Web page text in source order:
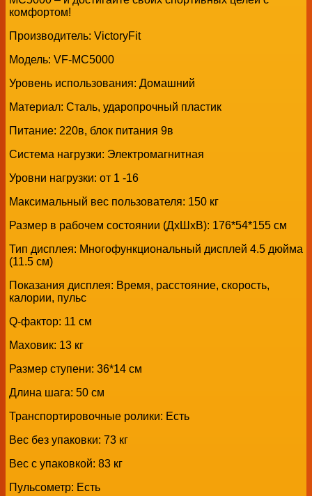
комфортом!
Производитель: VictoryFit
Модель: VF-MC5000
Уровень использования: Домашний
Материал: Сталь, ударопрочный пластик
Питание: 220в, блок питания 9в
Система нагрузки: Электромагнитная
Уровни нагрузки: от 1 -16
Максимальный вес пользователя: 150 кг
Размер в рабочем состоянии (ДxШxВ): 176*54*155 см
Тип дисплея: Многофункциональный дисплей 4.5 дюйма
(11.5 см)
Показания дисплея: Время, расстояние, скорость,
калории, пульс
Q-фактор: 11 см
Маховик: 13 кг
Размер ступени: 36*14 см
Длина шага: 50 см
Транспортировочные ролики: Есть
Вес без упаковки: 73 кг
Вес с упаковкой: 83 кг
Пульсометр: Есть